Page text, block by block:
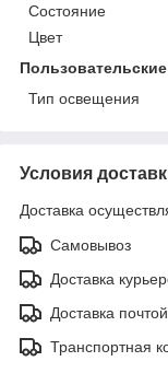
Состояние
Цвет
Тип освещения
Условия
Доставка
Самовывоз
Доставка
Доставка почтой
Транспортная